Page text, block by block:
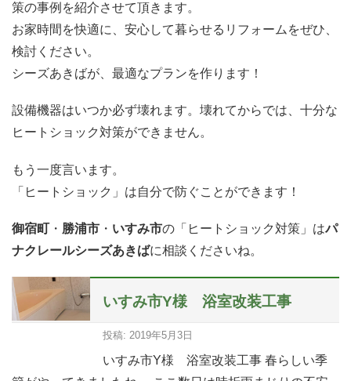
策の事例を紹介させて頂きます。
お家時間を快適に、安心して暮らせるリフォームをぜひ、
検討ください。
シーズあきばが、最適なプランを作ります！
設備機器はいつか必ず壊れます。壊れてからでは、十分な
ヒートショック対策ができません。
もう一度言います。
「ヒートショック」は自分で防ぐことができます！
御宿町 ・ 勝浦市 ・ いすみ市の「ヒートショック対策」はパ
ナクレールシーズあきばに相談くださいね。
いすみ市Y様 浴室改装工事
投稿: 2019年5月3日
いすみ市Y様 浴室改装工事 春らしい季